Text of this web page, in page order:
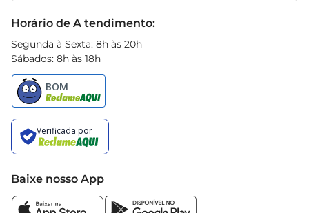
Horário de A tendimento:
Segunda à Sexta: 8h às 20h
Sábados: 8h às 18h
Baixe nosso App